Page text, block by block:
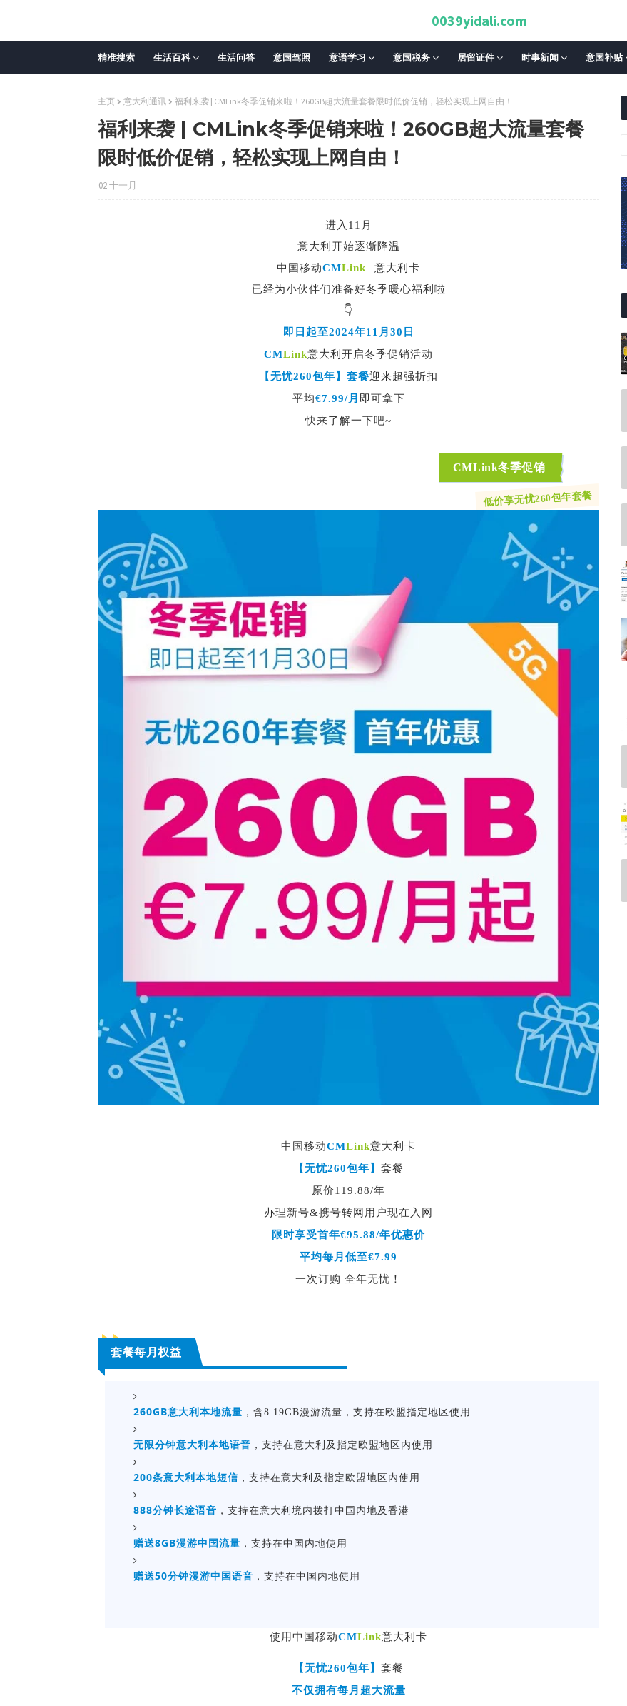
0039yidali.com
精准搜索 生活百科 生活问答 意国驾照 意语学习 意国税务 居留证件 时事新闻 意国补贴
主页 意大利通讯 福利来袭 | CMLink冬季促销来啦！260GB超大流量套餐限时低价促销，轻松实现上网自由！
福利来袭 | CMLink冬季促销来啦！260GB超大流量套餐
限时低价促销，轻松实现上网自由！
02 十一月
进入11月
意大利开始逐渐降温
中国移动CMLink
意大利卡
已经为小伙伴们准备好冬季暖心福利啦
👇
即日起至2024年11月30日
CMLink意大利开启冬季促销活动
【无忧260包年】套餐迎来超强折扣
平均€7.99/月 即可拿下
快来了解一下吧~
CMLink冬季促销
低价享无忧260包年套餐
中国移动CMLink意大利卡
【无忧260包年】套餐
原价119.88/年
办理新号&携号转网用户现在入网
限时享受首年€95.88/年优惠价
平均每月低至€7.99
一次订购 全年无忧！
套餐每月权益
260GB意大利本地流量 ，含8.19GB漫游流量，支持在欧盟指定地区使用
无限分钟意大利本地语音 ，支持在意大利及指定欧盟地区内使用
200条意大利本地短信 ，支持在意大利及指定欧盟地区内使用
888分钟长途语音 ，支持在意大利境内拨打中国内地及香港
赠送8GB漫游中国流量 ，支持在中国内地使用
赠送50分钟漫游中国语音 ，支持在中国内地使用
使用中国移动CMLink意大利卡
【无忧260包年】套餐
不仅拥有每月超大流量